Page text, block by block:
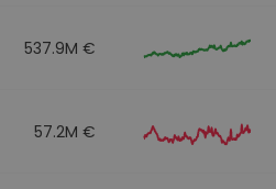
537.9M €
57.2M €